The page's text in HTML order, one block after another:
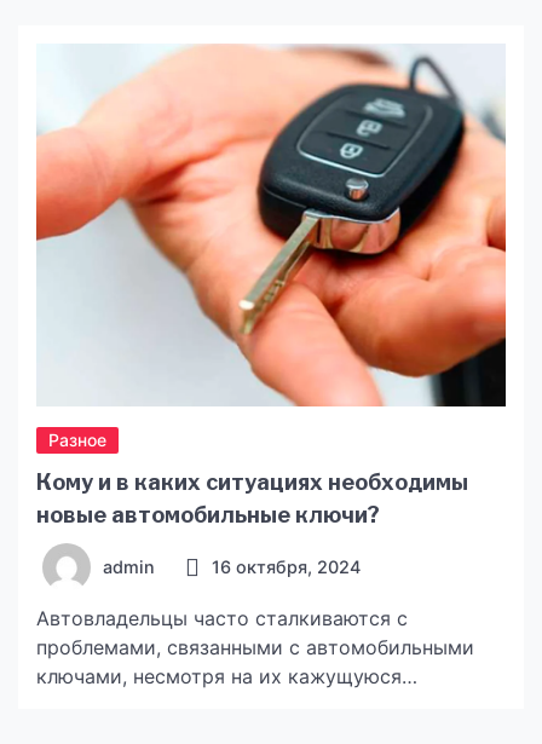
Разное
Кому и в каких ситуациях необходимы
новые автомобильные ключи?
admin 16 октября, 2024
Автовладельцы часто сталкиваются с
проблемами, связанными с автомобильными
ключами, несмотря на их кажущуюся